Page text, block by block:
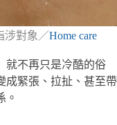
涉對象／Home care
就不再只是冷酷的俗
成緊張、拉扯、甚至帶
。